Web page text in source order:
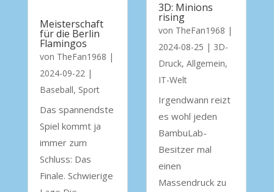
Meisterschaft
für die Berlin
Flamingos
von TheFan1968 |
2024-09-22|
Baseball, Sport
Das spannendste
Spiel kommt ja
immer zum
Schluss: Das
Finale. Schwierige
3D: Minions
rising
von TheFan1968 |
2024-08-25 | 3D-
Druck, Allgemein,
IT-Welt
Irgendwann reizt
es wohl jeden
BambuLab-
Besitzer mal
einen
Massendruck zu